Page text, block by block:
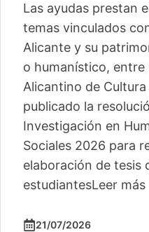
Las ayudas prestan
temas vinculados
Alicante y su
o humanístico,
Alicantino de
publicado la
Investigación en
Sociales 2026 para
elaboración de tesis
estudiantesLeer más
21/07/2026